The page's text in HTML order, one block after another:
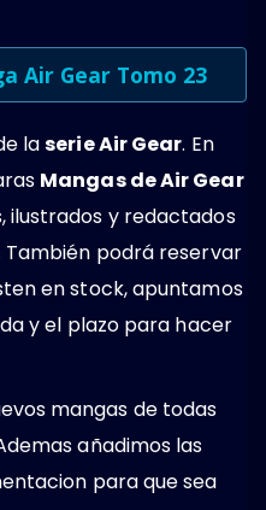
Air Gear Tomo 23
laserie Air Gear. En
Mangas de Air Gear
y redactados
podrá reservar
en stock, apuntamos
y el plazo para hacer
mangas de todas
añadimos las
para que sea